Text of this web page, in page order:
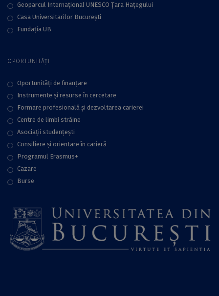
Geoparcul Internațional UNESCO Țara Hațegului
Casa Universitarilor București
Fundaţia UB
OPORTUNITĂȚI
Oportunități de finanțare
Instrumente și resurse în cercetare
Formare profesională și dezvoltarea carierei
Centre de limbi străine
Asociații studențești
Consiliere şi orientare în carieră
Programul Erasmus+
Cazare
Burse